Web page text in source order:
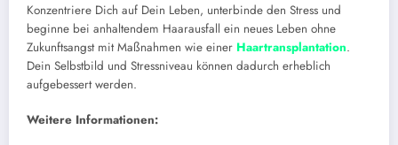
Konzentriere Dich auf Dein Leben, unterbinde den Stress und
beginne bei anhaltendem Haarausfall ein neues Leben ohne
Zukunftsangst mit Maßnahmen wie einer Haartransplantation.
Dein Selbstbild und Stressniveau können dadurch erheblich
aufgebessert werden.
Weitere Informationen: